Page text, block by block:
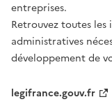
entreprises.
Retrouvez toutes
administratives
développement de
legifrance.gouv.fr